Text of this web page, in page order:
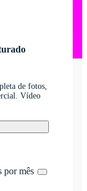
de fotos,
Vídeo
por mês